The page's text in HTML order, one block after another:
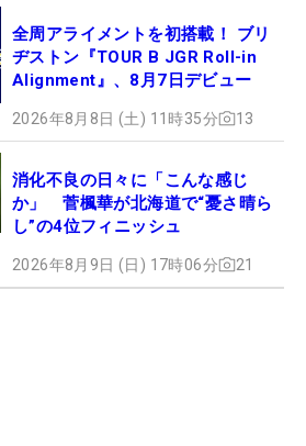
全周アライメントを初搭載！ ブリ
ヂストン『TOUR B JGR Roll-in
Alignment』、8月7日デビュー
2026年8月8日 (土) 11時35分 13
消化不良の日々に「こんな感じ
か」 菅楓華が北海道で“憂さ晴ら
し”の4位フィニッシュ
2026年8月9日 (日) 17時06分 21